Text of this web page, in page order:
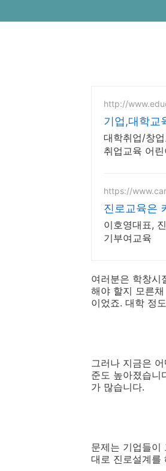
http://
기업,대학교
대학취업/창
취업교육 어
https://
진로교육은
이호영대표,
기부여교육
여러분은 학창시
해야 할지 모른
이었죠. 대학 정
그러나 지금은
준도 높아졌습니
가 많습니다.
문제는 기업들이
대로 진로설계를